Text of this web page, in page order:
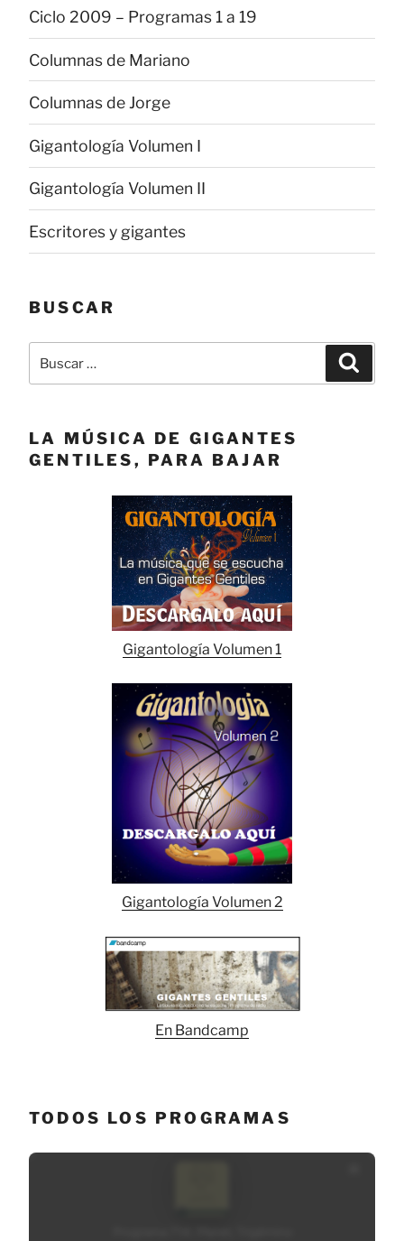
Ciclo 2009 – Programas 1 a 19
Columnas de Mariano
Columnas de Jorge
Gigantología Volumen I
Gigantología Volumen II
Escritores y gigantes
BUSCAR
Buscar
LA MÚSICA DE GIGANTES
GENTILES, PARA BAJAR
Gigantología Volumen 1
Gigantología Volumen 2
En Bandcamp
TODOS LOS PROGRAMAS